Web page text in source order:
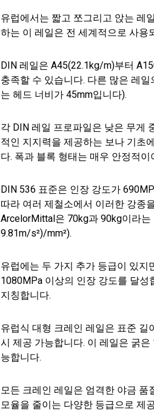
유럽에서는 짧고 쪼그리고 앉는 레
하는 이 레일은 전 세계적으로 사용
DIN 레일은 A45(22.1kg/m)부터
충족할 수 있습니다. 다른 많은 레
는 헤드 너비가 45mm입니다).
각 DIN 레일 프로파일은 낮은 무게
적인 지지력을 제공하는 보나 기초
다. 폭과 블록 형태는 매우 안정적
DIN 536 표준은 인장 강도가
따라 여러 제철소에서 이러한 강종
ArcelorMittal은 70kg과 90kg이라
9.81m/s²)/mm²).
유럽에는 두 가지 추가 등급이 있
1080MPa 이상의 인장 강도를 달
지칭합니다.
유럽식 대형 크레인 레일은 표준 길
시 제공 가능합니다. 이 레일은 굵
능합니다.
모든 크레인 레일은 엄격한 야금
모율을 줄이는 다양한 등급으로 제